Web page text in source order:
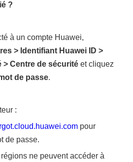
?
à un compte Huawei,
> Identifiant Huawei ID >
>Centre de sécurité et cliquez
de passe.
:
pour
de passe.
ne peuvent accéder à